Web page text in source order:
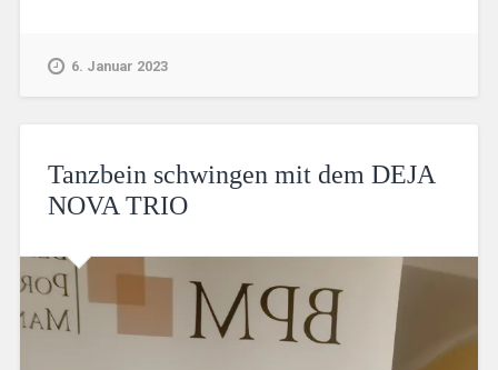
6. Januar 2023
Tanzbein schwingen mit dem DEJA
NOVA TRIO